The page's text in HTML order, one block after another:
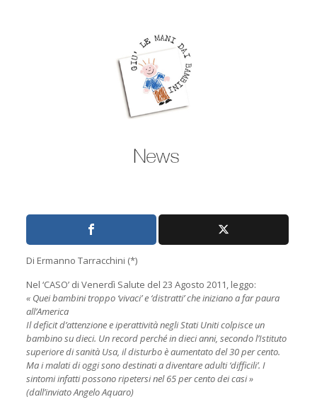
Di Ermanno Tarracchini (*)
Nel ‘CASO’ di Venerdì Salute del 23 Agosto 2011, leggo:
« Quei bambini troppo ‘vivaci’ e ‘distratti’ che iniziano a far paura
all’America
Il deficit d’attenzione e iperattività negli Stati Uniti colpisce un
bambino su dieci. Un record perché in dieci anni, secondo l’Istituto
superiore di sanità Usa, il disturbo è aumentato del 30 per cento.
Ma i malati di oggi sono destinati a diventare adulti ‘difficili’. I
sintomi infatti possono ripetersi nel 65 per cento dei casi »
(dall’inviato Angelo Aquaro)